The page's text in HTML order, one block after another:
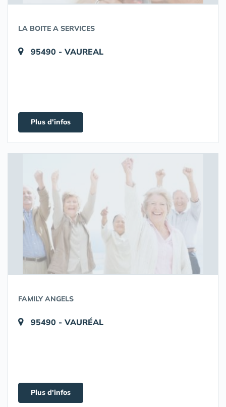
LA BOITE A SERVICES
95490 - VAUREAL
Plus d'infos
FAMILY ANGELS
95490 - VAURÉAL
Plus d'infos